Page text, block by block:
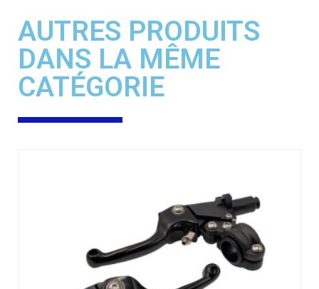
AUTRES PRODUITS
DANS LA MÊME
CATÉGORIE